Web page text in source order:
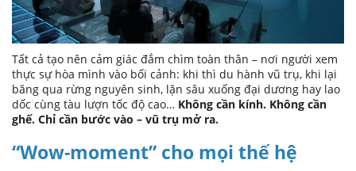
Tất cả tạo nên cảm giác đắm chìm toàn thân – nơi người xem
thực sự hòa mình vào bối cảnh: khi thì du hành vũ trụ, khi lại
băng qua rừng nguyên sinh, lặn sâu xuống đại dương hay lao
dốc cùng tàu lượn tốc độ cao… Không cần kính. Không cần
ghế. Chỉ cần bước vào – vũ trụ mở ra.
“Wow-moment” cho mọi thế hệ